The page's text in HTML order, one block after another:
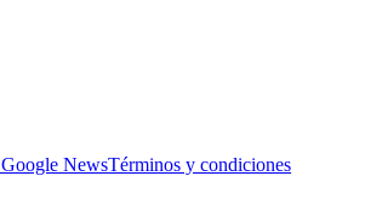
Google NewsTérminos y condiciones